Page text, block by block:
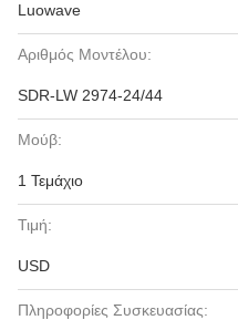
Luowave
Αριθμός Μοντέλου:
SDR-LW 2974-24/44
Μούβ:
1 Τεμάχιο
Τιμή:
USD
Πληροφορίες Συσκευασίας: